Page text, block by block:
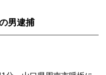
男逮捕